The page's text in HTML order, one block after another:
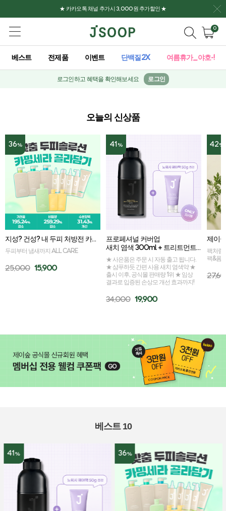
★ 카카오톡 채널 추가시 3,000원 추가할인 ★
0
베스트 전제품 이벤트 단백질2X 여름휴가_야호-!
로그인하고 혜택을 확인해보세요 로그인
오늘의 신상품
36%
지성? 건성? 내 두피 처방전 카밍세라 골라담기
두피부터 냄새까지 ALL CARE
25,000 15,900
41%
프로페셔널 커버업
새치 염색 300ml + 트리트먼트 50ml 증정
★ 사은품은 주문 시 자동 출고 됩니다.
★ 샴푸하듯 간편 사용 새치 염색약 ★
출시 이후, 공식몰 판매량 1위 ★ 임상
결과로 입증된 손상모 개선 효과까지!
34,000 19,900
42%
팩처럼
팩&폼
베스트 10
41% 36%